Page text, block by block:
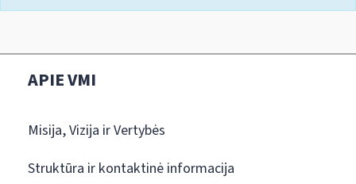
APIE VMI
Misija, Vizija ir Vertybės
Struktūra ir kontaktinė informacija